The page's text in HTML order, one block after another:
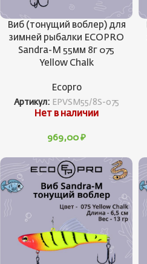
Виб (тонущий воблер) для
зимней рыбалки ECOPRO
Sandra-M 55мм 8г 075
Yellow Chalk
Ecopro
Артикул: EPVSM55/8S-075
Нет в наличии
969,00 ₽